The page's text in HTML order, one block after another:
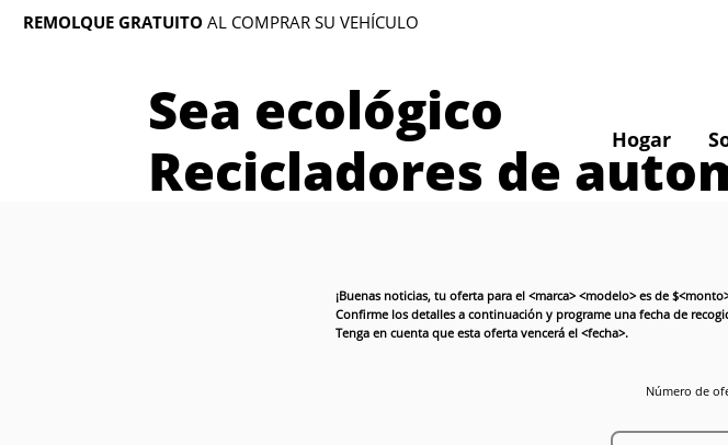
REMOLQUE GRATUITO AL COMPRAR SU VEHÍCULO
Hogar
Sea ecológico
Recicladores de
¡Buenas noticias, tu oferta para el <marca> <modelo> es de
Confirme los detalles a continuación y programe una fecha de
Tenga en cuenta que esta oferta vencerá el <fecha>.
Número de